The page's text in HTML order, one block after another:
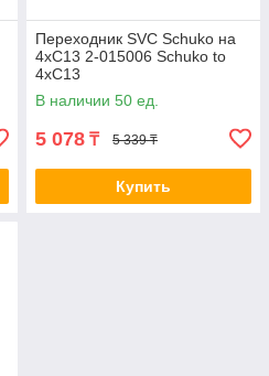
Переходник SVC Schuko на
4хС13 2-015006 Schuko to
4xC13
В наличии 50 ед.
5 078 ₸ 5 339 ₸
Купить